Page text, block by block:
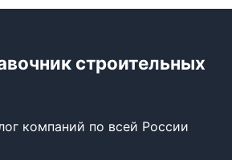
строительных
компаний по всей России